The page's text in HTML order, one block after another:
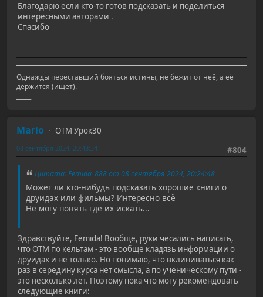
Благодарю если кто-то готов подсказать и поделиться
интересными авторами .
Спасибо
Однажды переставший бояться истины, не бежит от неё, а её
держится (ищет).
Mario
ОТМ Урок30
#804
08 сентября 2024, 20:48:34
Цитата: Femida_888 от 08 сентября 2024, 20:24:48
Может ли кто-нибудь подсказать хорошие книги о
друидах или фильмы? Интересно всё
Не могу понять где их искать...
Здравствуйте, Femida! Вообще, руки чесались написать,
что ОТМ по кельтам - это вообще кладязь информации о
друидах и не только. Но понимаю, что вклиниваться как
раз в середину курса нет смысла, а по ученическому пути -
это несколько лет. Поэтому пока что могу рекомендовать
следующие книги: